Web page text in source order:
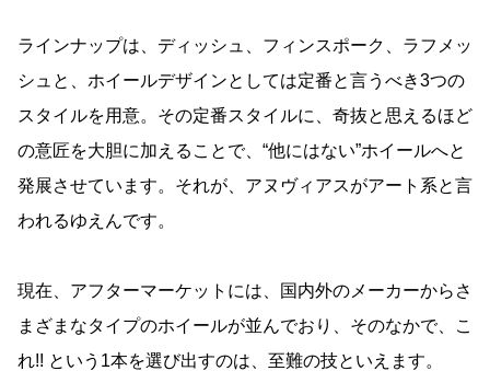
ラインナップは、ディッシュ、フィンスポーク、ラフメッ
シュと、ホイールデザインとしては定番と言うべき3つの
スタイルを用意。その定番スタイルに、奇抜と思えるほど
の意匠を大胆に加えることで、“他にはない”ホイールへと
発展させています。それが、アヌヴィアスがアート系と言
われるゆえんです。
現在、アフターマーケットには、国内外のメーカーからさ
まざまなタイプのホイールが並んでおり、そのなかで、こ
れ!! という1本を選び出すのは、至難の技といえます。